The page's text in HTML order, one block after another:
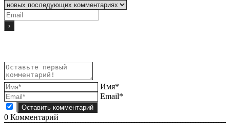
Имя*
Email*
0 Комментарий